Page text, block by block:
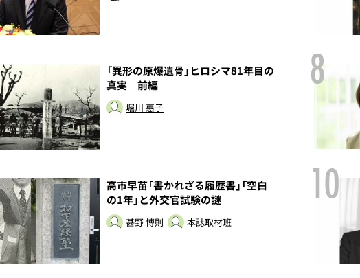
「異形の原爆遺骨」ヒロシマ81年目の
真実 前編
堀川 惠子
8
高市早苗「書かれざる履歴書」「空白
の1年」と外交官試験の謎
甚野 博則 本誌取材班
10